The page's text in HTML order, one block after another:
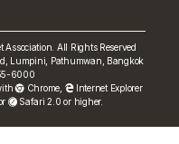
All Rights Reserved
Lumpini, Pathumwan, Bangkok
6000
Chrome
Internet Explorer
Safari 2.0 or higher.